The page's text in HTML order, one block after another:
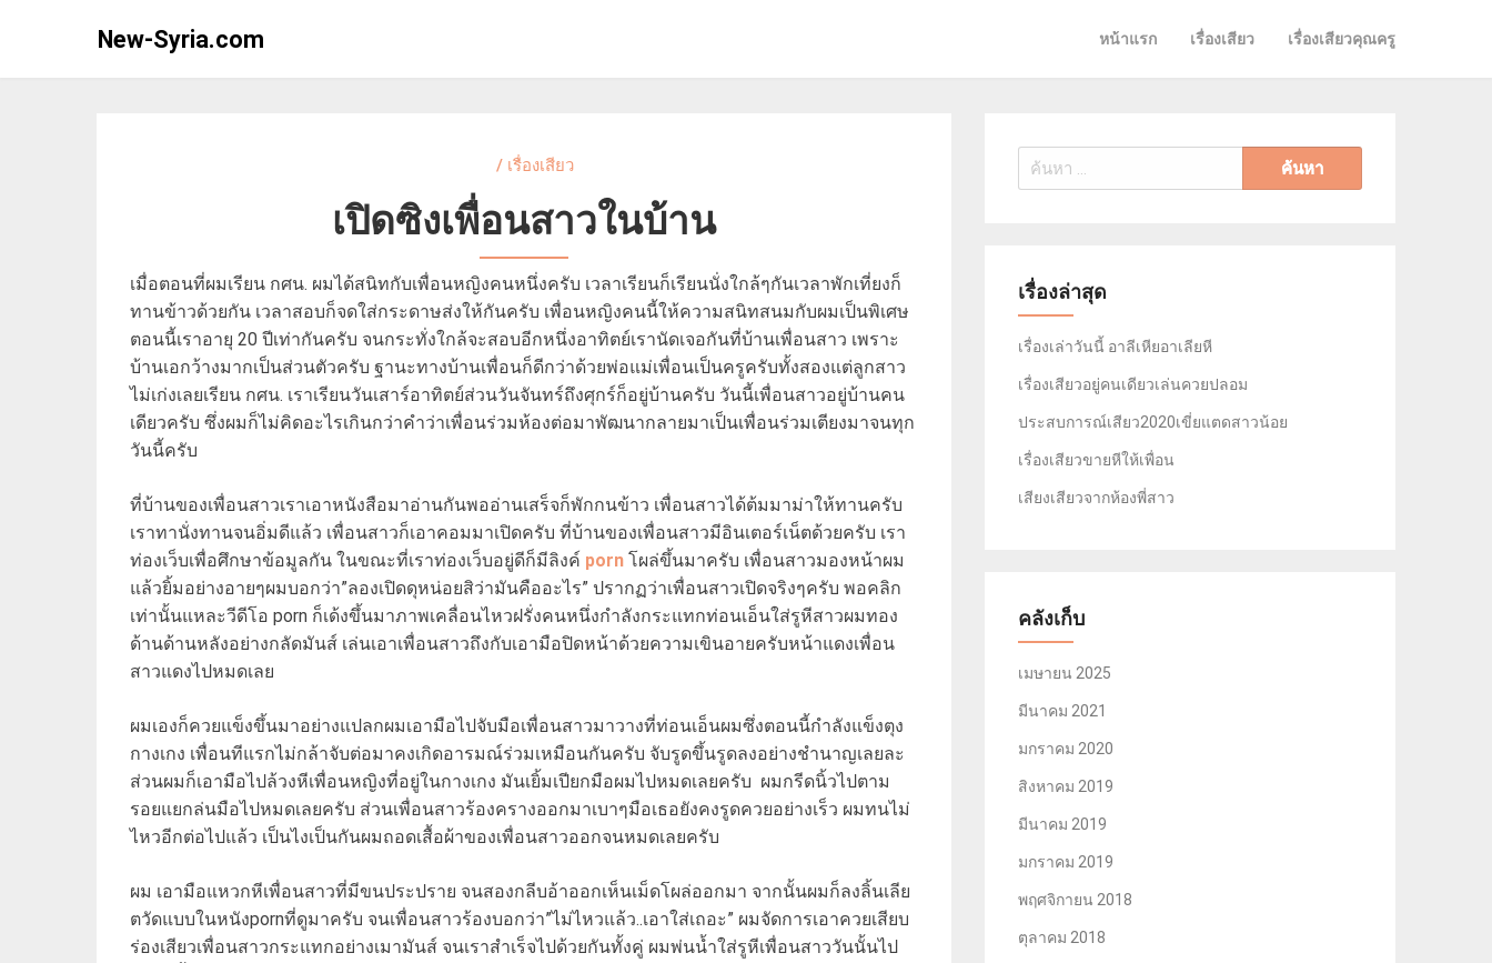
New-Syria.com หน้าแรก เรื่องเสียว เรื่องเสียวคุณครู
/ เรื่องเสียว
เปิดซิงเพื่อนสาวในบ้าน
เมื่อตอนที่ผมเรียน กศน. ผมได้สนิทกับเพื่อนหญิงคนหนึ่งครับ เวลาเรียนก็เรียนนั่งใกล้ๆกันเวลาพักเที่ยงก็
ทานข้าวด้วยกัน เวลาสอบก็จดใส่กระดาษส่งให้กันครับ เพื่อนหญิงคนนี้ให้ความสนิทสนมกับผมเป็นพิเศษ
ตอนนี้เราอายุ 20 ปีเท่ากันครับ จนกระทั่งใกล้จะสอบอีกหนึ่งอาทิตย์เรานัดเจอกันที่บ้านเพื่อนสาว เพราะ
บ้านเอกว้างมากเป็นส่วนตัวครับ ฐานะทางบ้านเพื่อนก็ดีกว่าด้วยพ่อแม่เพื่อนเป็นครูครับทั้งสองแต่ลูกสาว
ไม่เก่งเลยเรียน กศน. เราเรียนวันเสาร์อาทิตย์ส่วนวันจันทร์ถึงศุกร์ก็อยู่บ้านครับ วันนี้เพื่อนสาวอยู่บ้านคน
เดียวครับ ซึ่งผมก็ไม่คิดอะไรเกินกว่าคำว่าเพื่อนร่วมห้องต่อมาพัฒนากลายมาเป็นเพื่อนร่วมเตียงมาจนทุก
วันนี้ครับ
ที่บ้านของเพื่อนสาวเราเอาหนังสือมาอ่านกันพออ่านเสร็จก็พักกนข้าว เพื่อนสาวได้ต้มมาม่าให้ทานครับ
เราทานั่งทานจนอิ่มดีแล้ว เพื่อนสาวก็เอาคอมมาเปิดครับ ที่บ้านของเพื่อนสาวมีอินเตอร์เน็ตด้วยครับ เรา
ท่องเว็บเพื่อศึกษาข้อมูลกัน ในขณะที่เราท่องเว็บอยู่ดีก็มีลิงค์ porn โผล่ขึ้นมาครับ เพื่อนสาวมองหน้าผม
แล้วยิ้มอย่างอายๆผมบอกว่า”ลองเปิดดุหน่อยสิว่ามันคืออะไร” ปรากฏว่าเพื่อนสาวเปิดจริงๆครับ พอคลิก
เท่านั้นแหละวีดีโอ porn ก็เด้งขึ้นมาภาพเคลื่อนไหวฝรั่งคนหนึ่งกำลังกระแทกท่อนเอ็นใส่รูหีสาวผมทอง
ด้านด้านหลังอย่างกลัดมันส์ เล่นเอาเพื่อนสาวถึงกับเอามือปิดหน้าด้วยความเขินอายครับหน้าแดงเพื่อน
สาวแดงไปหมดเลย
ผมเองก็ควยแข็งขึ้นมาอย่างแปลกผมเอามือไปจับมือเพื่อนสาวมาวางที่ท่อนเอ็นผมซึ่งตอนนี้กำลังแข็งตุง
กางเกง เพื่อนทีแรกไม่กล้าจับต่อมาคงเกิดอารมณ์ร่วมเหมือนกันครับ จับรูดขึ้นรูดลงอย่างชำนาญเลยละ
ส่วนผมก็เอามือไปล้วงหีเพื่อนหญิงที่อยู่ในกางเกง มันเยิ้มเปียกมือผมไปหมดเลยครับ ผมกรีดนิ้วไปตาม
รอยแยกล่นมือไปหมดเลยครับ ส่วนเพื่อนสาวร้องครางออกมาเบาๆมือเธอยังคงรูดควยอย่างเร็ว ผมทนไม่
ไหวอีกต่อไปแล้ว เป็นไงเป็นกันผมถอดเสื้อผ้าของเพื่อนสาวออกจนหมดเลยครับ
ผม เอามือแหวกหีเพื่อนสาวที่มีขนประปราย จนสองกลีบอ้าออกเห็นเม็ดโผล่ออกมา จากนั้นผมก็ลงลิ้นเลีย
ตวัดแบบในหนังpornที่ดูมาครับ จนเพื่อนสาวร้องบอกว่า”ไม่ไหวแล้ว..เอาใส่เถอะ” ผมจัดการเอาควยเสียบ
ร่องเสียวเพื่อนสาวกระแทกอย่างเมามันส์ จนเราสำเร็จไปด้วยกันทั้งคู่ ผมพ่นน้ำใส่รูหีเพื่อนสาววันนั้นไป
ค้นหา
สำหรับ:
เรื่องล่าสุด
เรื่องเล่าวันนี้ อาลีเหียอาเลียหี
เรื่องเสียวอยู่คนเดียวเล่นควยปลอม
ประสบการณ์เสียว2020เขี่ยแตดสาวน้อย
เรื่องเสียวขายหีให้เพื่อน
เสียงเสียวจากห้องพี่สาว
คลังเก็บ
เมษายน 2025
มีนาคม 2021
มกราคม 2020
สิงหาคม 2019
มีนาคม 2019
มกราคม 2019
พฤศจิกายน 2018
ตุลาคม 2018